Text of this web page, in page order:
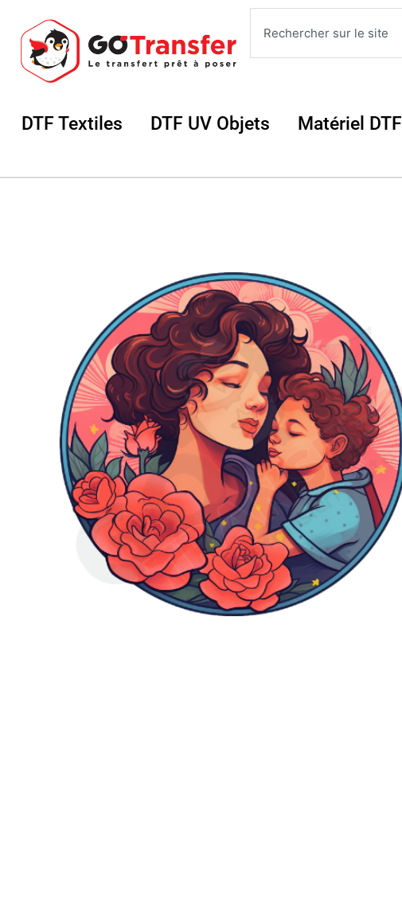
contenu
DTF Textiles Ouvrir DTF Textiles
DTF UV Objets Ouvrir DTF UV Objets
Matériel DTF